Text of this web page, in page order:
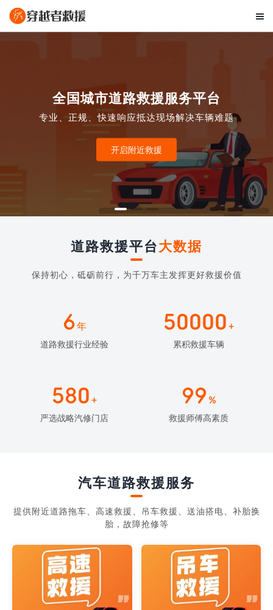

全国城市道路救援服务平台
专业、正规、快速响应抵达现场解决车辆难题
开启附近救援
道路救援平台大数据
保持初心，砥砺前行，为千万车主发挥更好救援价值
6年
道路救援行业经验
50000 +
累积救援车辆
580 +
严选战略汽修门店
99 %
救援师傅高素质
汽车道路救援服务
提供附近道路拖车、高速救援、吊车救援、送油搭电、补胎换
胎，故障抢修等